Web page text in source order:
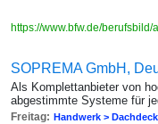
https://www.bfw.de/
SOPREMA GmbH,
Als Komplettanbieter von
abgestimmte Systeme für
Freitag: Handwerk >